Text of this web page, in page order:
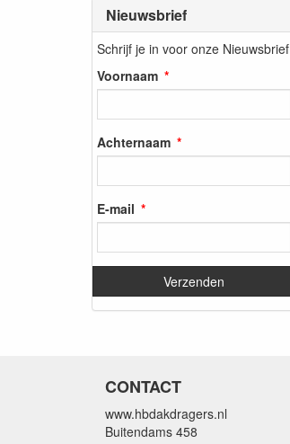
Nieuwsbrief
Schrijf je in voor onze Nieuwsbrief
Voornaam
Achternaam
E-mail
CONTACT
www.hbdakdragers.nl
Buitendams 458